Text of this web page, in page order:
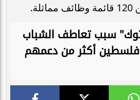
سبب تعاطف الشباب
أكثر من دعمهم